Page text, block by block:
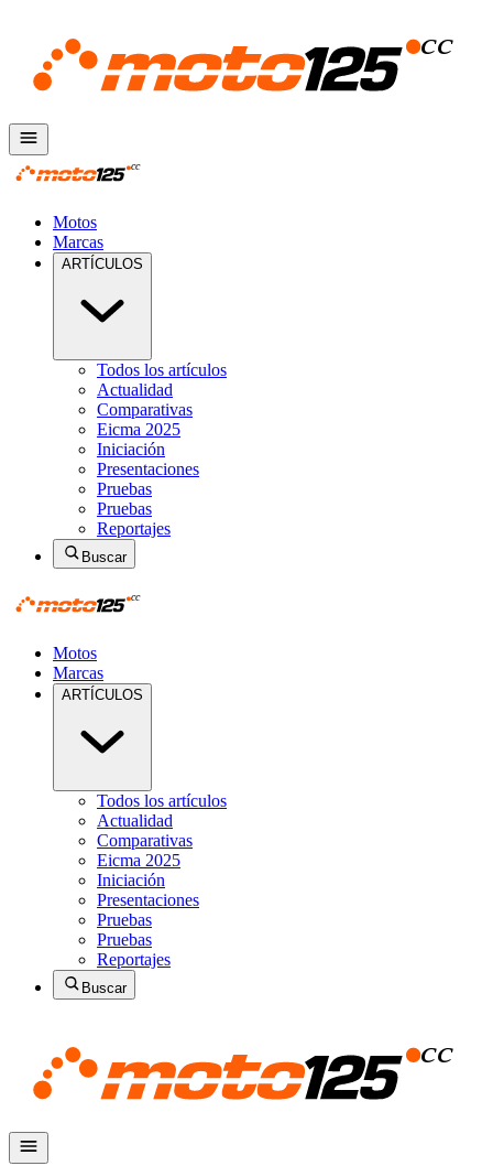
Motos
Marcas
ARTÍCULOS
Todos los artículos
Actualidad
Comparativas
Eicma 2025
Iniciación
Presentaciones
Pruebas
Pruebas
Reportajes
Buscar
Motos
Marcas
ARTÍCULOS
Todos los artículos
Actualidad
Comparativas
Eicma 2025
Iniciación
Presentaciones
Pruebas
Pruebas
Reportajes
Buscar